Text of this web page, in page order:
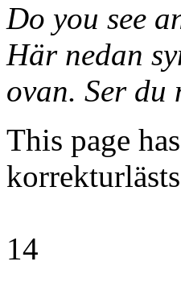
Do you see
Här nedan
ovan. Ser du
This page has
14